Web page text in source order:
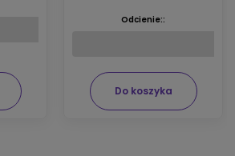
Do koszyka
Odcienie::